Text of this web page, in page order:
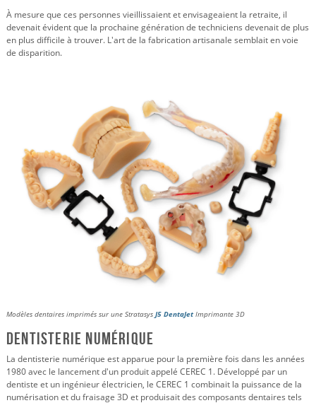
À mesure que ces personnes vieillissaient et envisageaient la retraite, il
devenait évident que la prochaine génération de techniciens devenait de plus
en plus difficile à trouver. L'art de la fabrication artisanale semblait en voie
de disparition.
Modèles dentaires imprimés sur une Stratasys J5 DentaJet Imprimante 3D
Dentisterie numérique
La dentisterie numérique est apparue pour la première fois dans les années
1980 avec le lancement d'un produit appelé CEREC 1. Développé par un
dentiste et un ingénieur électricien, le CEREC 1 combinait la puissance de la
numérisation et du fraisage 3D et produisait des composants dentaires tels